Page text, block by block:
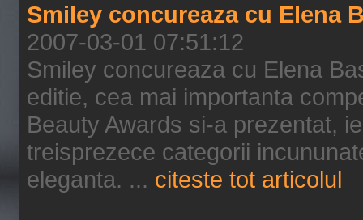
Smiley concureaza cu Elena
2007-03-01 07:51:12
Smiley concureaza cu Elena
editie, cea mai importanta
Beauty Awards si-a prezentat,
treisprezece categorii
eleganta. ... citeste tot articolul